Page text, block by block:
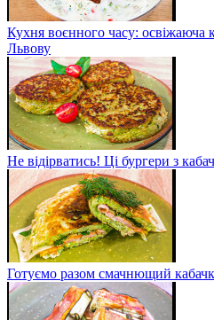
Кухня воєнного часу: освіжаюча
Львову
Не відірватись! Ці бургери з
Готуємо разом смачнющий